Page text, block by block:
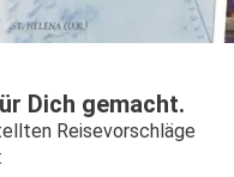
Dich gemacht.
Reisevorschläge